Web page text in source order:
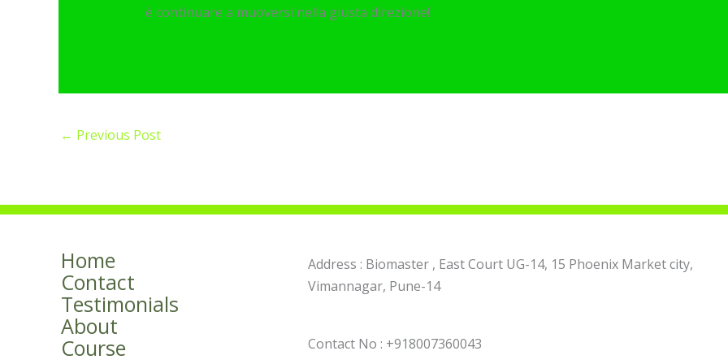
è continuare a muoversi nella giusta direzione!
← Previous Post
Home
Contact
Testimonials
About
Course
Address : Biomaster , East Court UG-14, 15 Phoenix Market city,
Vimannagar, Pune-14
Contact No : +918007360043